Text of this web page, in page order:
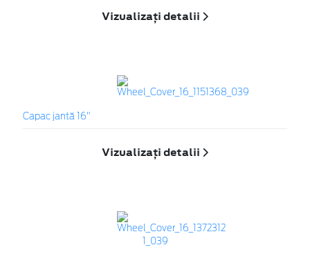
Vizualizați detalii
Capac jantă 16"
Vizualizați detalii